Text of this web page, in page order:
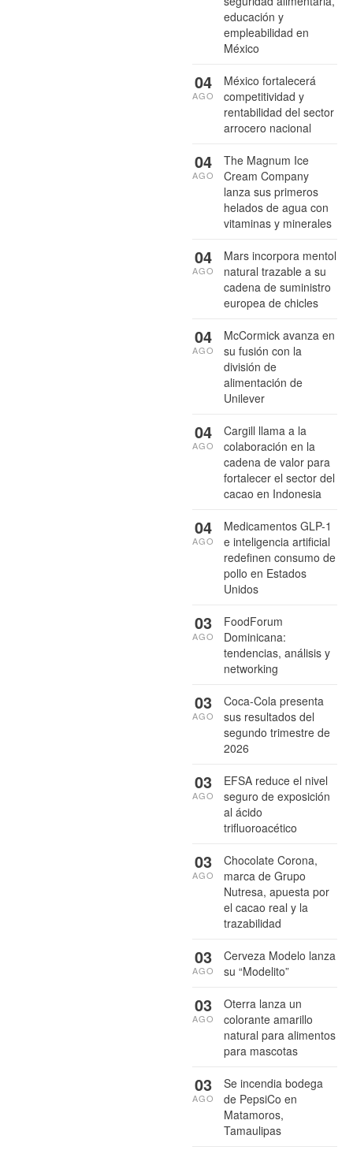
educación y
empleabilidad en
México
México fortalecerá
competitividad y
rentabilidad del sector
arrocero nacional
04
AGO
The Magnum Ice
Cream Company
lanza sus primeros
helados de agua con
vitaminas y minerales
04
AGO
Mars incorpora mentol
natural trazable a su
cadena de suministro
europea de chicles
04
AGO
McCormick avanza en
su fusión con la
división de
alimentación de
Unilever
04
AGO
Cargill llama a la
colaboración en la
cadena de valor para
fortalecer el sector del
cacao en Indonesia
04
AGO
Medicamentos GLP-1
e inteligencia artificial
redefinen consumo de
pollo en Estados
Unidos
04
AGO
FoodForum
Dominicana:
tendencias, análisis y
networking
03
AGO
Coca-Cola presenta
sus resultados del
segundo trimestre de
2026
03
AGO
EFSA reduce el nivel
seguro de exposición
al ácido
trifluoroacético
03
AGO
Chocolate Corona,
marca de Grupo
Nutresa, apuesta por
el cacao real y la
trazabilidad
03
AGO
Cerveza Modelo lanza
su “Modelito”
03
AGO
Oterra lanza un
colorante amarillo
natural para alimentos
para mascotas
03
AGO
Se incendia bodega
de PepsiCo en
Matamoros,
Tamaulipas
03
AGO